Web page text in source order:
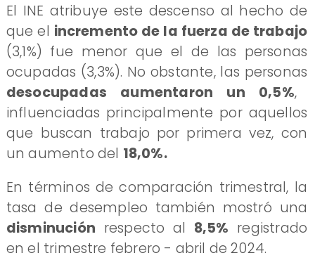
El INE atribuye este descenso al hecho de
que el incremento de la fuerza de trabajo
(3,1%) fue menor que el de las personas
ocupadas (3,3%). No obstante, las personas
desocupadas aumentaron un 0,5%,
influenciadas principalmente por aquellos
que buscan trabajo por primera vez, con
un aumento del 18,0%.
En términos de comparación trimestral, la
tasa de desempleo también mostró una
disminución respecto al 8,5% registrado
en el trimestre febrero - abril de 2024.